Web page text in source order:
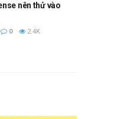
nên thử vào
0 2.4K